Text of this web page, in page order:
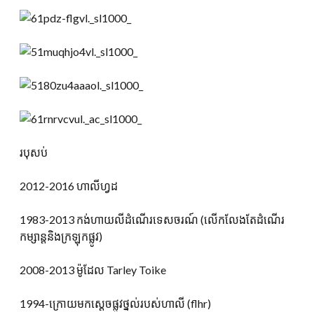
របុសប់
2012-2016 ហាលីហ្វដ
1983-2013 កង់ហាយលីដំណើរទេសចរណ៍ (លើកលែងតែដំណើរ
កម្សាន្តនិងក្រឡុកផ្លូវ)
2008-2013 ម៉ូដែល Tarley Toike
1994-ក្រោយមកស្តេចផ្លូវថ្នល់របស់ហាលី (flhr)